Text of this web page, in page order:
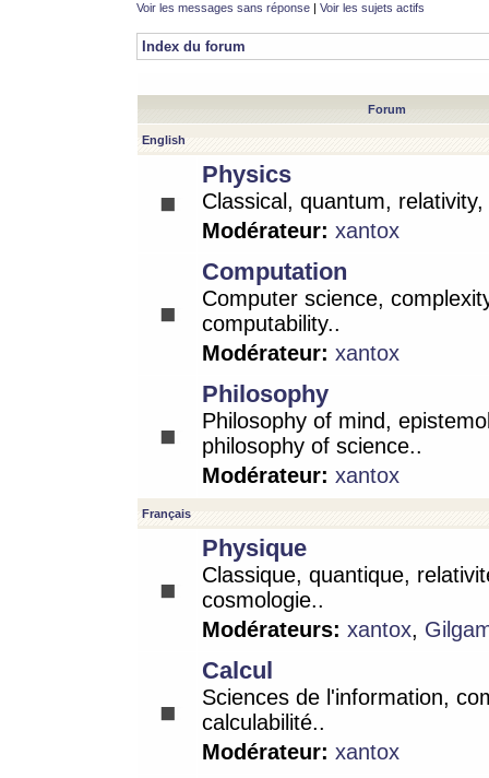
Voir les messages sans réponse | Voir les sujets actifs
Index du forum
Forum
English
Physics
Classical, quantum,
Modérateur: xantox
Computation
Computer science,
computability..
Modérateur: xantox
Philosophy
Philosophy of mind,
philosophy of science..
Modérateur: xantox
Français
Physique
Classique, quantique,
cosmologie..
Modérateurs: xantox,
Calcul
Sciences de l'information,
calculabilité..
Modérateur: xantox